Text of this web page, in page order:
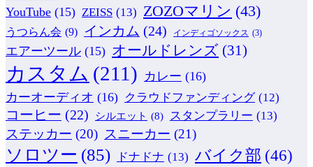
YouTube (15) ZEISS (13) ZOZOマリン (43)
うつらん会 (9) インカム (24) インディゴソックス (3)
エアーツール (15) オールドレンズ (31)
カスタム (211) カレー (16)
カーオーディオ (16) クラウドファンディング (12)
コーヒー (22) シルエット (8) スタンプラリー (13)
ステッカー (20) スニーカー (21)
ソロツー (85) ドナドナ (13) バイク部 (46)